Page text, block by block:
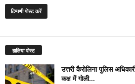
हालिया पोस्ट
उत्तरी कैरोलिना पुलिस
कक्ष में गोली...